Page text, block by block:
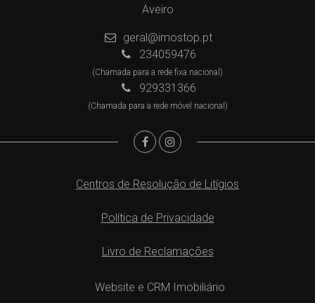
Aveiro
geral@imostop.pt
234059476
(Chamada para a rede fixa nacional)
929331366
(Chamada para a rede móvel nacional)
Centros de Resolução de Litígios
Política de Privacidade
Livro de Reclamações
Website e CRM Imobiliário